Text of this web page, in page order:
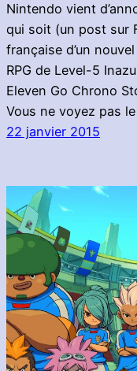
Nintendo vient
qui soit (un post sur
française d’un
RPG de Level-5
Eleven Go Chrono
Vous ne voyez pas
22 janvier 2015